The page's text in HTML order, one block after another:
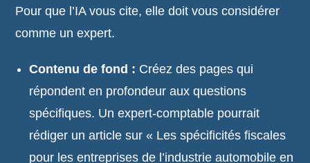
Pour que l’IA vous cite, elle doit vous considérer
comme un expert.
Contenu de fond : Créez des pages qui
répondent en profondeur aux questions
spécifiques. Un expert-comptable pourrait
rédiger un article sur « Les spécificités fiscales
pour les entreprises de l’industrie automobile en